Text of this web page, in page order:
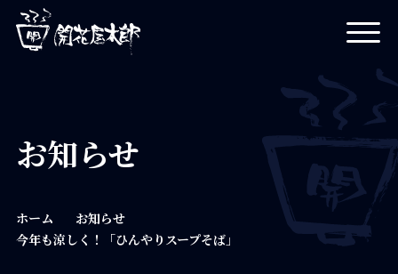
お知らせ
ホーム
お知らせ
今年も涼しく！「ひんやりスープそば」